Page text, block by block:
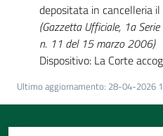
depositata in cancelleria
(Gazzetta Ufficiale, 1a
n. 11 del 15 marzo 2006)
Dispositivo: La Corte
Ultimo aggiornamento: 28-04-2026